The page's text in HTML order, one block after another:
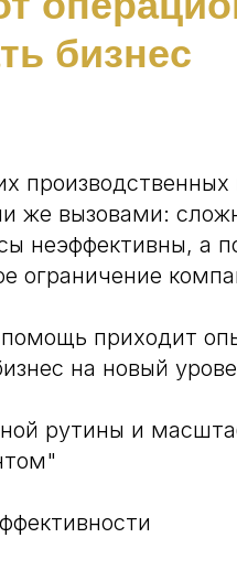
бизнес
же вызовами:
неэффективны, а
ограничение
приходит
на новый
рутины и